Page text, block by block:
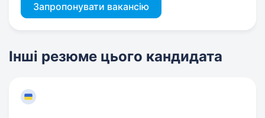
Запропонувати вакансію
Інші резюме цього кандидата